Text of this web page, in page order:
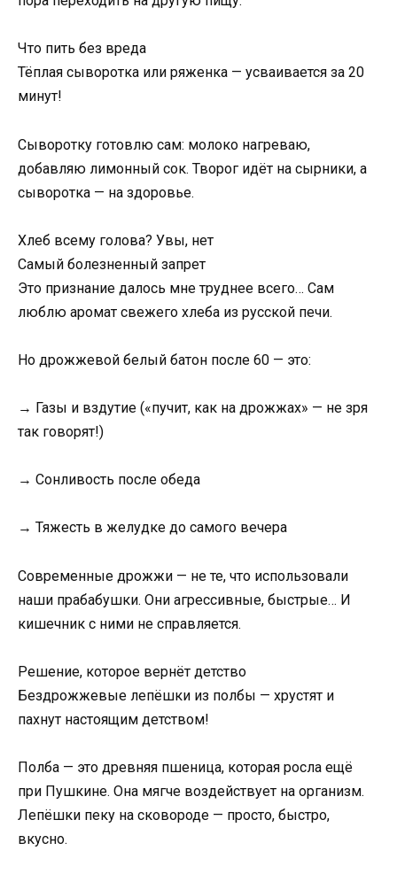
Что пить без вреда
Тёплая сыворотка или ряженка — усваивается за 20
минут!
Сыворотку готовлю сам: молоко нагреваю,
добавляю лимонный сок. Творог идёт на сырники, а
сыворотка — на здоровье.
Хлеб всему голова? Увы, нет
Самый болезненный запрет
Это признание далось мне труднее всего… Сам
люблю аромат свежего хлеба из русской печи.
Но дрожжевой белый батон после 60 — это:
→ Газы и вздутие («пучит, как на дрожжах» — не зря
так говорят!)
→ Сонливость после обеда
→ Тяжесть в желудке до самого вечера
Современные дрожжи — не те, что использовали
наши прабабушки. Они агрессивные, быстрые… И
кишечник с ними не справляется.
Решение, которое вернёт детство
Бездрожжевые лепёшки из полбы — хрустят и
пахнут настоящим детством!
Полба — это древняя пшеница, которая росла ещё
при Пушкине. Она мягче воздействует на организм.
Лепёшки пеку на сковороде — просто, быстро,
вкусно.